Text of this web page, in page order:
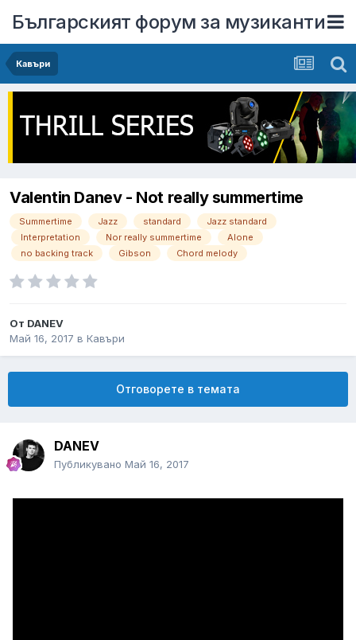
Българският форум за музиканти
Кавъри
Valentin Danev - Not really summertime
Summertime Jazz standard
Jazz standard
Interpretation
Nor really summertime
Alone
no backing track
Gibson Chord melody
От DANEV
Май 16, 2017 в Кавъри
Отговорете в темата
DANEV
Публикувано Май 16, 2017